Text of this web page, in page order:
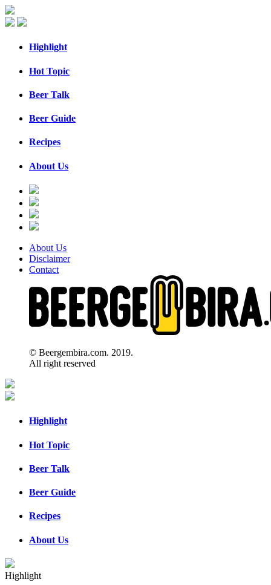
Highlight
Hot Topic
Beer Talk
Beer Guide
Recipes
About Us
About Us
Disclaimer
Contact
© Beergembira.com. 2019.
All right reserved
Highlight
Hot Topic
Beer Talk
Beer Guide
Recipes
About Us
Highlight